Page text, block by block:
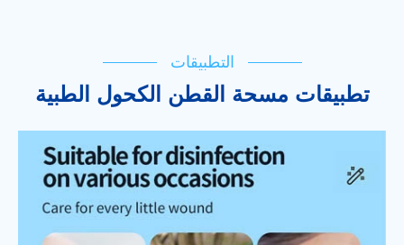
التطبيقات
تطبيقات مسحة القطن الكحول الطبية